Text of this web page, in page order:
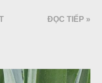
ĐỌC TIẾP »